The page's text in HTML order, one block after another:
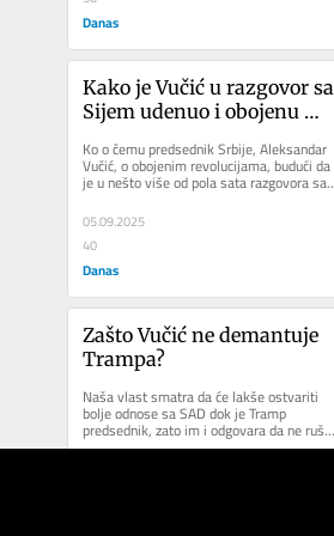
Danas
Kako je Vučić u razgovor sa
Sijem udenuo i obojenu
Ko o čemu predsednik Srbije, Aleksandar
Vučić, o obojenim revolucijama, budući da
je u nešto više od pola sata razgovora sa
kineskim...
05.09.2025
40
Danas
Zašto Vučić ne demantuje
Trampa?
Naša vlast smatra da će lakše ostvariti
bolje odnose sa SAD dok je Tramp
predsednik, zato im i odgovara da ne ruše
njegov imidž mirotvorca i zbog...